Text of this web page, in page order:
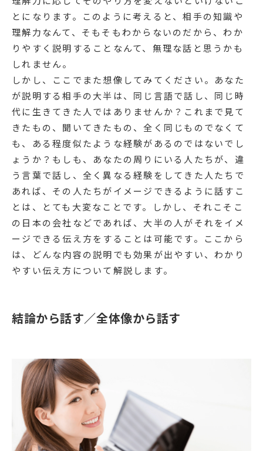
とになります。このように考えると、相手の知識や
理解力なんて、そもそもわからないのだから、わか
りやすく説明することなんて、無理な話と思うかも
しれません。
しかし、ここでまた想像してみてください。あなた
が説明する相手の大半は、同じ言語で話し、同じ時
代に生きてきた人ではありませんか？これまで見て
きたもの、聞いてきたもの、全く同じものでなくて
も、ある程度似たような経験があるのではないでし
ょうか？もしも、あなたの周りにいる人たちが、違
う言葉で話し、全く異なる経験をしてきた人たちで
あれば、その人たちがイメージできるように話すこ
とは、とても大変なことです。しかし、それこそこ
の日本の会社などであれば、大半の人がそれをイメ
ージできる伝え方をすることは可能です。ここから
は、どんな内容の説明でも効果が出やすい、わかり
やすい伝え方について解説します。
結論から話す／全体像から話す